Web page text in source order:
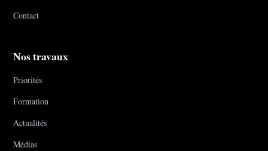
Contact
Nos travaux
Priorités
Formation
Actualités
Médias